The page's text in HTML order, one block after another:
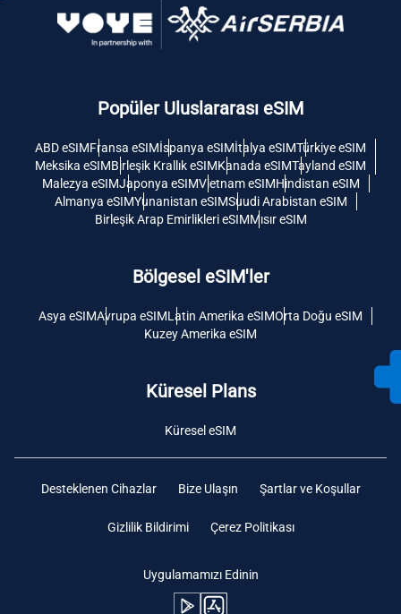
Popüler Uluslararası eSIM
ABD eSIMFransa eSIMİspanya eSIMİtalya eSIMTürkiye eSIM
Meksika eSIMBirleşik Krallık eSIMKanada eSIMTayland eSIM
Malezya eSIMJaponya eSIMVietnam eSIMHindistan eSIM
Almanya eSIMYunanistan eSIMSuudi Arabistan eSIM
Birleşik Arap Emirlikleri eSIMMısır eSIM
Bölgesel eSIM'ler
Asya eSIMAvrupa eSIMLatin Amerika eSIMOrta Doğu eSIM
Kuzey Amerika eSIM
Küresel Plans
Küresel eSIM
Desteklenen Cihazlar Bize Ulaşın Şartlar ve Koşullar
Gizlilik Bildirimi Çerez Politikası
Uygulamamızı Edinin